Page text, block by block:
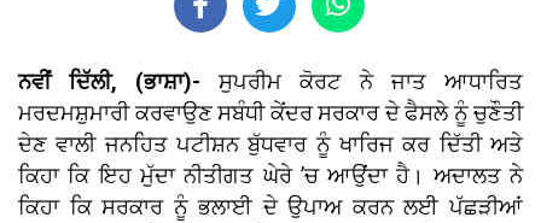
ਨਵੀਂ ਦਿੱਲੀ, (ਭਾਸ਼ਾ)- ਸੁਪਰੀਮ ਕੋਰਟ ਨੇ ਜਾਤ ਆਧਾਰਿਤ
ਮਰਦਮਸ਼ੁਮਾਰੀ ਕਰਵਾਉਣ ਸਬੰਧੀ ਕੇਂਦਰ ਸਰਕਾਰ ਦੇ ਫੈਸਲੇ ਨੂੰ ਚੁਣੌਤੀ
ਦੇਣ ਵਾਲੀ ਜਨਹਿਤ ਪਟੀਸ਼ਨ ਬੁੱਧਵਾਰ ਨੂੰ ਖਾਰਿਜ ਕਰ ਦਿੱਤੀ ਅਤੇ
ਕਿਹਾ ਕਿ ਇਹ ਮੁੱਦਾ ਨੀਤੀਗਤ ਘੇਰੇ ’ਚ ਆਉਂਦਾ ਹੈ। ਅਦਾਲਤ ਨੇ
ਕਿਹਾ ਕਿ ਸਰਕਾਰ ਨੂੰ ਭਲਾਈ ਦੇ ਉਪਾਅ ਕਰਨ ਲਈ ਪੱਛੜੀਆਂ